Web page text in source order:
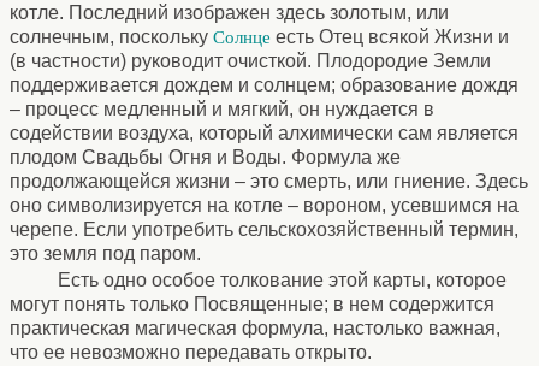
котле. Последний изображен здесь золотым, или
солнечным, поскольку Солнце есть Отец всякой Жизни и
(в частности) руководит очисткой. Плодородие Земли
поддерживается дождем и солнцем; образование дождя
– процесс медленный и мягкий, он нуждается в
содействии воздуха, который алхимически сам является
плодом Свадьбы Огня и Воды. Формула же
продолжающейся жизни – это смерть, или гниение. Здесь
оно символизируется на котле – вороном, усевшимся на
черепе. Если употребить сельскохозяйственный термин,
это земля под паром.
Есть одно особое толкование этой карты, которое
могут понять только Посвященные; в нем содержится
практическая магическая формула, настолько важная,
что ее невозможно передавать открыто.